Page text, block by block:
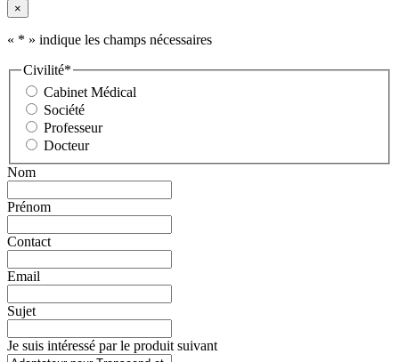
×
« * » indique les champs nécessaires
Civilité*
Cabinet Médical
Société
Professeur
Docteur
Nom
Prénom
Contact
Email
Sujet
Je suis intéressé par le produit suivant